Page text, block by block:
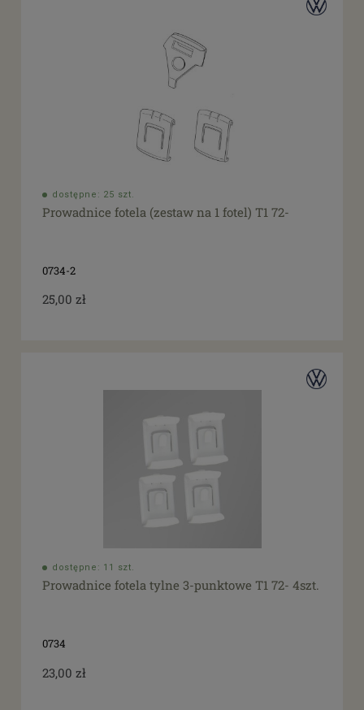
dostępne: 25 szt.
Prowadnice fotela (zestaw na 1 fotel) T1 72-
0734-2
25,00 zł
dostępne: 11 szt.
Prowadnice fotela tylne 3-punktowe T1 72- 4szt.
0734
23,00 zł